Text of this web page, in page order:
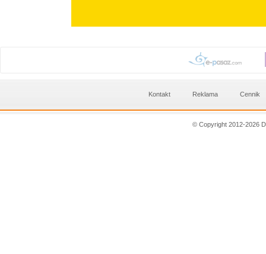
Kontakt Reklama Cennik
© Copyright 2012-2026